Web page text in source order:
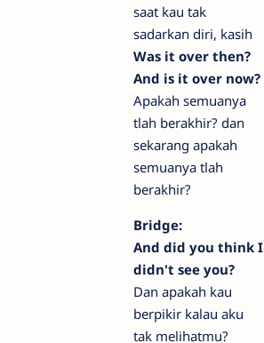
saat kau tak
sadarkan diri, kasih
Was it over then?
And is it over now?
Apakah semuanya
tlah berakhir? dan
sekarang apakah
semuanya tlah
berakhir?
Bridge:
And did you think I
didn't see you?
Dan apakah kau
berpikir kalau aku
tak melihatmu?